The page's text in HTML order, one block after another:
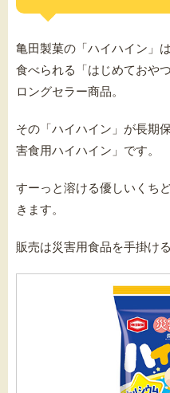
亀田製菓の「ハイハイン」
食べられる「はじめておや
ロングセラー商品。
その「ハイハイン」が長期
害食用ハイハイン」です。
すーっと溶ける優しいくち
きます。
販売は災害用食品を手掛け